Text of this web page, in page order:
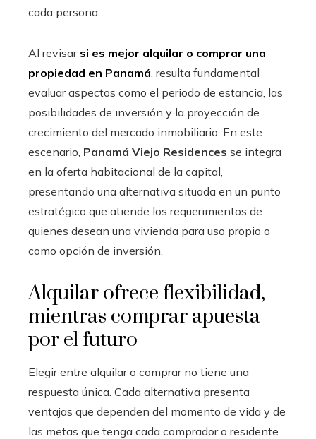
cada persona.
Al revisar si es mejor alquilar o comprar una
propiedad en Panamá , resulta fundamental
evaluar aspectos como el periodo de estancia, las
posibilidades de inversión y la proyección de
crecimiento del mercado inmobiliario. En este
escenario, Panamá Viejo Residences se integra
en la oferta habitacional de la capital,
presentando una alternativa situada en un punto
estratégico que atiende los requerimientos de
quienes desean una vivienda para uso propio o
como opción de inversión.
Alquilar ofrece flexibilidad,
mientras comprar apuesta
por el futuro
Elegir entre alquilar o comprar no tiene una
respuesta única. Cada alternativa presenta
ventajas que dependen del momento de vida y de
las metas que tenga cada comprador o residente.